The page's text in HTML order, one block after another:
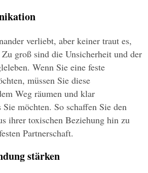
verliebt, aber keiner traut es,
Zu groß sind die Unsicherheit und der
Wenn Sie eine feste
müssen Sie diese
Weg räumen und klar
möchten. So schaffen Sie den
ihrer toxischen Beziehung hin zu
Partnerschaft.
stärken